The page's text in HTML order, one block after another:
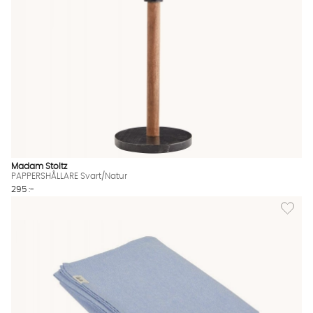
Madam Stoltz
PAPPERSHÅLLARE Svart/Natur
295 :-
Lägg